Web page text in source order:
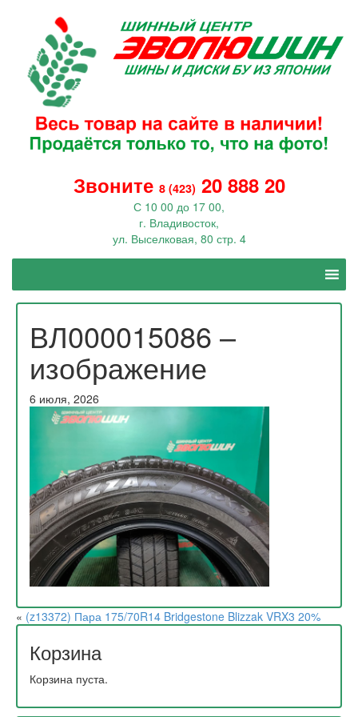
Звоните 8 (423) 20 888 20
С 10 00 до 17 00,
г. Владивосток,
ул. Выселковая, 80 стр. 4
ВЛ000015086 –
изображение
6 июля, 2026
« (z13372) Пара 175/70R14 Bridgestone Blizzak VRX3 20%
Корзина
Корзина пуста.